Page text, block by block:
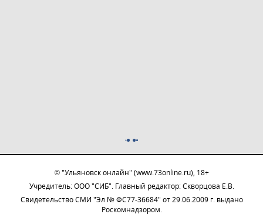
© "Ульяновск онлайн" (www.73online.ru), 18+
Учредитель: ООО "СИБ". Главный редактор: Скворцова Е.В.
Свидетельство СМИ "Эл № ФС77-36684" от 29.06.2009 г. выдано
Роскомнадзором.